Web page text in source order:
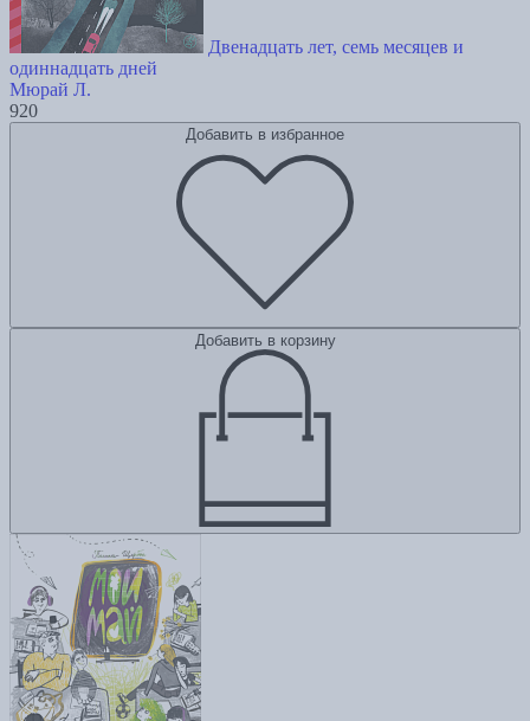
Двенадцать лет, семь месяцев и
одиннадцать дней
Мюрай Л.
920
Добавить в избранное
Добавить в корзину